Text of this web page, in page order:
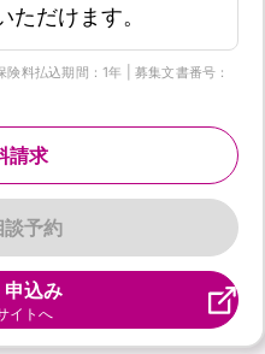
だけます。
料払込期間：1年 | 募集文書番号：
予約
請求
申込み
イトへ